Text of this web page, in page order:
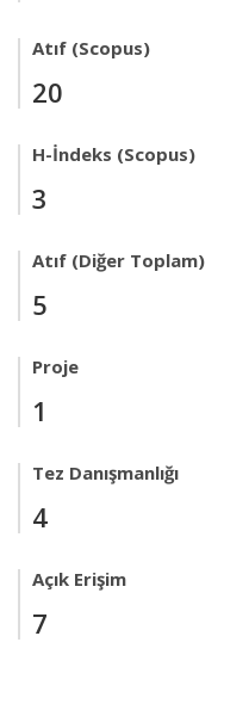
Atıf (Scopus)
20
H-İndeks (Scopus)
3
Atıf (Diğer Toplam)
5
Proje
1
Tez Danışmanlığı
4
Açık Erişim
7